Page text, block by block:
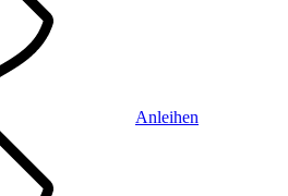
Anleihen